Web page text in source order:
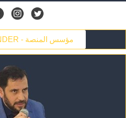
THE FOUNDER - مؤسس المنصة